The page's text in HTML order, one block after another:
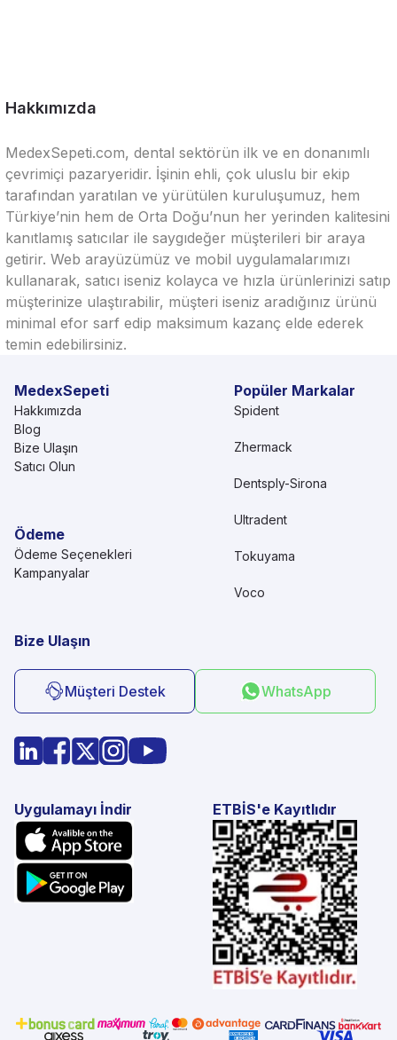
Hakkımızda
MedexSepeti.com, dental sektörün ilk ve en donanımlı
çevrimiçi pazaryeridir. İşinin ehli, çok uluslu bir ekip
tarafından yaratılan ve yürütülen kuruluşumuz, hem
Türkiye’nin hem de Orta Doğu’nun her yerinden kalitesini
kanıtlamış satıcılar ile saygıdeğer müşterileri bir araya
getirir. Web arayüzümüz ve mobil uygulamalarımızı
kullanarak, satıcı iseniz kolayca ve hızla ürünlerinizi satıp
müşterinize ulaştırabilir, müşteri iseniz aradığınız ürünü
minimal efor sarf edip maksimum kazanç elde ederek
temin edebilirsiniz.
MedexSepeti
Hakkımızda
Blog
Bize Ulaşın
Satıcı Olun
Ödeme
Ödeme Seçenekleri
Kampanyalar
Popüler Markalar
Spident
Zhermack
Dentsply-Sirona
Ultradent
Tokuyama
Voco
Bize Ulaşın
Müşteri Destek WhatsApp
Uygulamayı İndir ETBİS'e Kayıtlıdır